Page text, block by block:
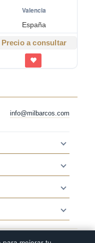
Valencia
España
Precio a consultar
info@milbarcos.com